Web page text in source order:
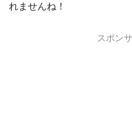
れませんね！
スポン